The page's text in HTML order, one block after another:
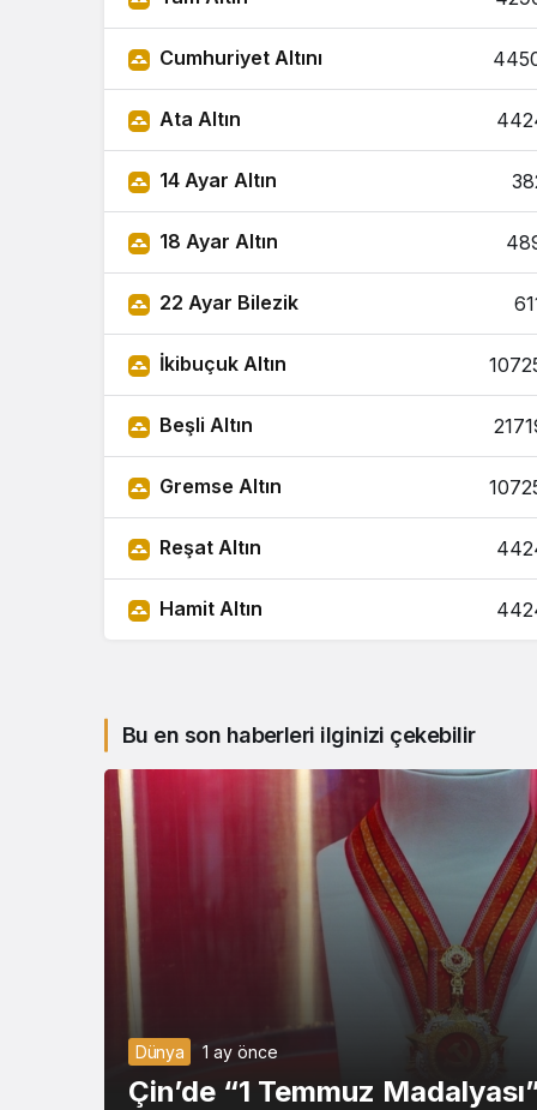
Cumhuriyet Altını
Ata Altın
14 Ayar Altın
18 Ayar Altın
22 Ayar Bilezik
İkibuçuk Altın
Beşli Altın
Gremse Altın
Reşat Altın
Hamit Altın
Bu en son haberleri ilginizi çekebilir
Dünya 1 ay önce
Çin’de “1 Temmuz